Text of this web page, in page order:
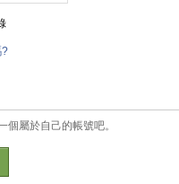
?
屬於自己的帳號吧。